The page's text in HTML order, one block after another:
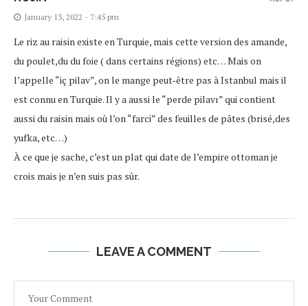
January 13, 2022 - 7:45 pm
Le riz au raisin existe en Turquie, mais cette version des amande,
du poulet,du du foie ( dans certains régions) etc… Mais on
l’appelle “iç pilav”, on le mange peut-être pas à Istanbul mais il
est connu en Turquie. Il y a aussi le “perde pilavı” qui contient
aussi du raisin mais où l’on “farci” des feuilles de pâtes (brisé,des
yufka, etc…)
À ce que je sache, c’est un plat qui date de l’empire ottoman je
crois mais je n’en suis pas sûr.
LEAVE A COMMENT